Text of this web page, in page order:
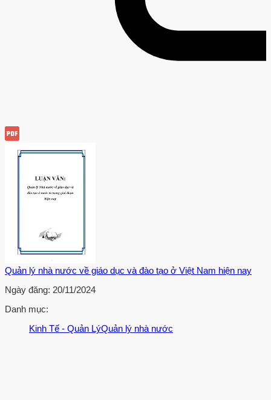
Quản lý nhà nước về giáo dục và đào tạo ở Việt Nam hiện nay
Ngày đăng: 20/11/2024
Danh mục:
Kinh Tế - Quản LýQuản lý nhà nước